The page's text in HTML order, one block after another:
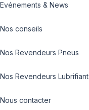
Evénements & News
Nos conseils
Nos Revendeurs Pneus
Nos Revendeurs Lubrifiant
Nous contacter